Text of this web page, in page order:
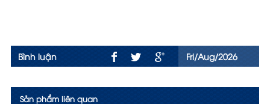
Bình luận Fri/Aug/2026
Sản phẩm liên quan